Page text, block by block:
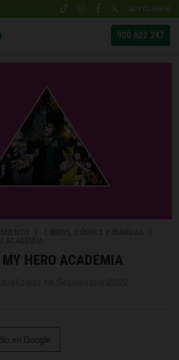
SOY CLIENTE
900 622 247
HERO ACADEMIA
en Google